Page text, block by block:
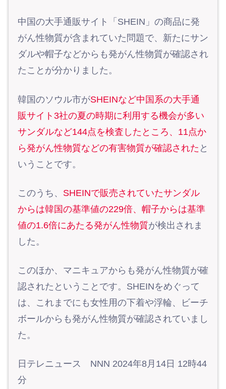
中国の大手通販サイト「SHEIN」の商品に発
がん性物質が含まれていた問題で、新たにサン
ダルや帽子などからも発がん性物質が確認され
たことが分かりました。
韓国のソウル市がSHEINなど中国系の大手通
販サイト3社の夏の時期に利用する機会が多い
サンダルなど144点を検査したところ、11点か
ら発がん性物質などの有害物質が確認された と
いうことです。
このうち、 SHEINで販売されていたサンダル
からは韓国の基準値の229倍、帽子からは基準
値の1.6倍にあたる発がん性物質が検出されま
した。
このほか、マニキュアからも発がん性物質が確
認されたということです。SHEINをめぐって
は、これまでにも女性用の下着や浮輪、ビーチ
ボールからも発がん性物質が確認されていまし
た。
日テレニュース NNN 2024年8月14日 12時44
分